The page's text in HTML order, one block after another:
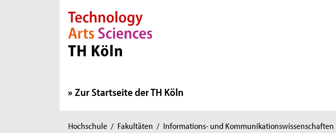
Direkt zur Hauptnavigation
Direkt zur Subnavigation
Direkt zum Inhalt
Direkt zum Fußbereich
Zur Startseite der TH Köln
Sie
Hochschule / Fakultäten / Informations- und Kommunikationswissenschaften